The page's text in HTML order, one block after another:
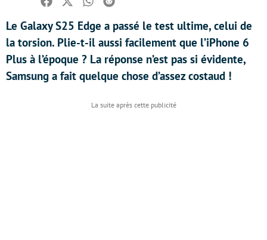
Facebook
TwitterWhatsapp
Reddit
Le Galaxy S25 Edge a passé le test ultime, celui de
la torsion. Plie-t-il aussi facilement que l’iPhone 6
Plus à l’époque ? La réponse n’est pas si évidente,
Samsung a fait quelque chose d’assez costaud !